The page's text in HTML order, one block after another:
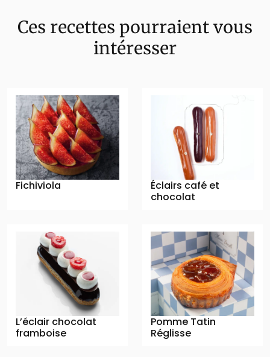
Ces recettes pourraient vous
intéresser
Fichiviola
Éclairs café et
chocolat
L’éclair chocolat
framboise
Pomme Tatin
Réglisse